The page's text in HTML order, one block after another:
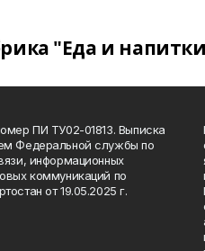
"Еда и
ПИ ТУ02-01813. Выписка
Федеральной службы по
информационных
коммуникаций по
от 19.05.2025 г.